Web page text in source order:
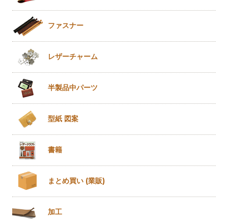
ファスナー
レザーチャーム
半製品中パーツ
型紙 図案
書籍
まとめ買い (業販)
加工